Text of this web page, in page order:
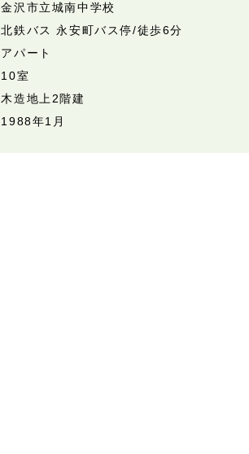
金沢市立城南中学校
北鉄バス 永安町バス停/徒歩6分
アパート
10室
木造地上2階建
1988年1月